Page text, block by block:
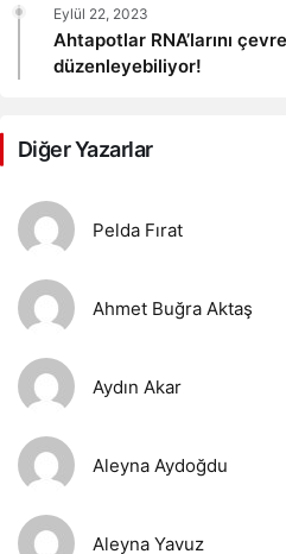
Ahtapotlar RNA’larını
düzenleyebiliyor!
Eylül 22, 2023
Diğer Yazarlar
Pelda Fırat
Ahmet Buğra Aktaş
Aydın Akar
Aleyna Aydoğdu
Aleyna Yavuz